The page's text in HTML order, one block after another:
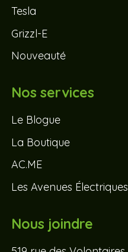
Tesla
Grizzl-E
Nouveauté
Nos services
Le Blogue
La Boutique
AC.ME
Les Avenues Électriques
Nous joindre